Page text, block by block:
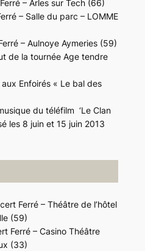
– Arles sur Tech (66)
– Salle du parc – LOMME
– Aulnoye Aymeries (59)
de la tournée Age tendre
Enfoirés « Le bal des
du téléfilm ‘Le Clan
les 8 juin et 15 juin 2013
Ferré – Théâtre de l’hôtel
(59)
Ferré – Casino Théâtre
(33)